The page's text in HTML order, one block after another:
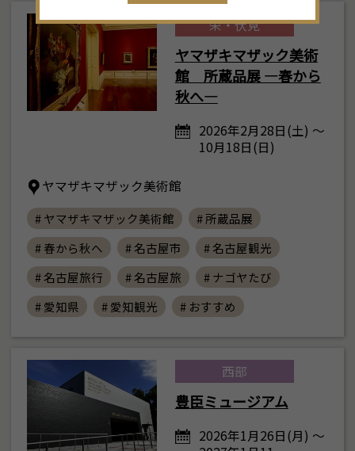
栄・伏見
ヤマザキマザック美術
館 所蔵品展 ―春から
秋へ―
2026年2月28日(土) ～
10月18日(日)
ヤマザキマザック美術館
# ヤマザキマザック美術館
# 所蔵品展
# 春から秋へ
# 名古屋市
# 名古屋観光
# 名古屋旅行
# 名古屋旅
# ナゴヤたび
# 愛知県
# 愛知観光 # おすすめ
西部
豊臣ミュージアム
2026年1月26日(月) ～